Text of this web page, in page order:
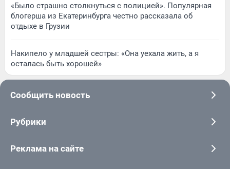
«Было страшно столкнуться с полицией». Популярная
блогерша из Екатеринбурга честно рассказала об
отдыхе в Грузии
Накипело у младшей сестры: «Она уехала жить, а я
осталась быть хорошей»
Сообщить новость
Рубрики
Реклама на сайте